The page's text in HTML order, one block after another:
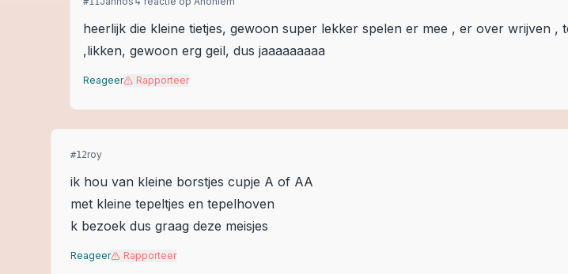
heerlijk die kleine tietjes, gewoon super lekker spelen er mee , er over wrijven ,
,likken, gewoon erg geil, dus jaaaaaaaaa
Reageer Rapporteer
#12roy
ik hou van kleine borstjes cupje A of AA
met kleine tepeltjes en tepelhoven
k bezoek dus graag deze meisjes
Reageer Rapporteer